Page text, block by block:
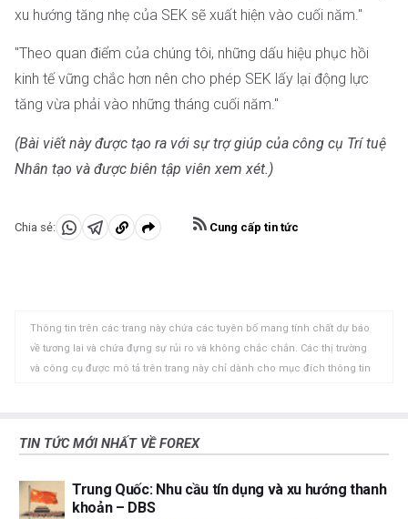
xu hướng tăng nhẹ của SEK sẽ xuất hiện vào cuối năm."
"Theo quan điểm của chúng tôi, những dấu hiệu phục hồi
kinh tế vững chắc hơn nên cho phép SEK lấy lại động lực
tăng vừa phải vào những tháng cuối năm."
(Bài viết này được tạo ra với sự trợ giúp của công cụ Trí tuệ
Nhân tạo và được biên tập viên xem xét.)
Chia sẻ:
Chia Chia Sao
tạm
Cung cấp tin tức
Thông tin trên các trang này chứa các tuyên bố mang tính chất dự báo
về tương lai và chứa đựng sự rủi ro và không chắc chắn. Các thị trường
và công cụ được mô tả trên trang này chỉ dành cho mục đích thông tin
hoặc sai sót trọng yếu. FXStreet cũng không đảm bảo rằng thông tin này
rủi ro, bao gồm việc mất tất cả hoặc một phần khoản đầu tư của bạn
cũng như sự đau khổ về cảm xúc. Tất cả các rủi ro, tổn thất và chi phí
TIN TỨC MỚI NHẤT VỀ FOREX
Trung Quốc: Nhu cầu tín dụng và xu hướng thanh
khoản – DBS